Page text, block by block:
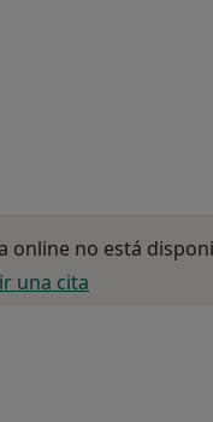
online no está
una cita